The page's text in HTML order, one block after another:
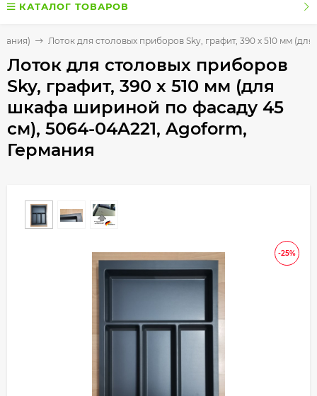
КАТАЛОГ ТОВАРОВ
Лоток для столовых приборов Sky, графит, 390 х 510 мм
Лоток для столовых приборов
Sky, графит, 390 х 510 мм (для
шкафа шириной по фасаду 45
см), 5064-04A221, Agoform,
Германия
-25%